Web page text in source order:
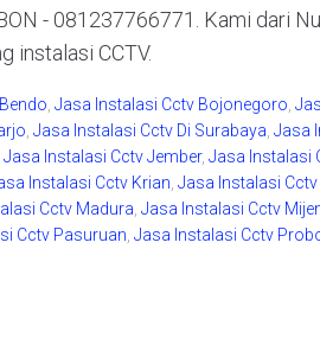
- 081237766771. Kami dari
instalasi CCTV.
Jasa Instalasi Cctv Bojonegoro
Jasa Instalasi Cctv Di Surabaya Jasa
Jasa Instalasi Cctv Jember, Jasa Instalasi
Instalasi Cctv Krian Jasa Instalasi
Cctv Madura Jasa Instalasi Cctv
Cctv Pasuruan Jasa Instalasi Cctv